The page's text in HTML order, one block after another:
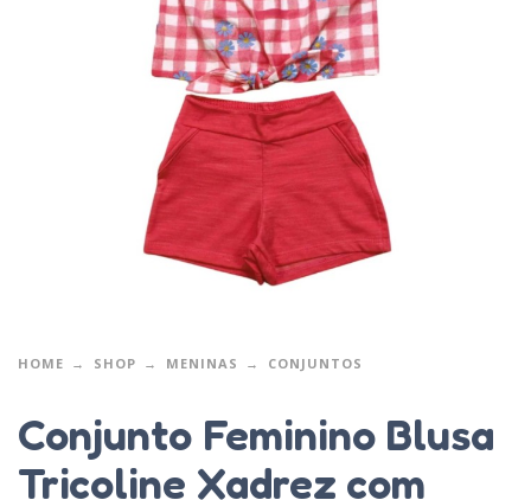
HOME SHOP MENINAS CONJUNTOS
Conjunto Feminino Blusa
Tricoline Xadrez com